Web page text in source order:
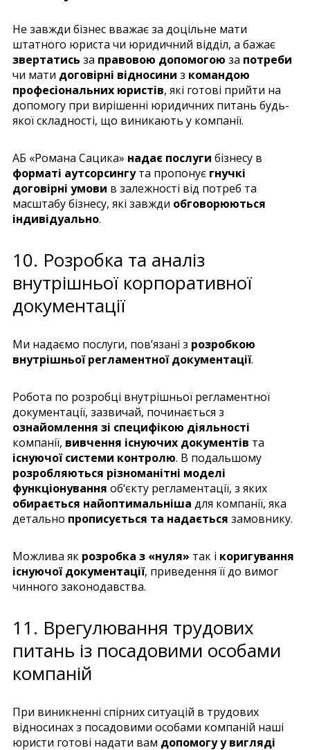
Не завжди бізнес вважає за доцільне мати
штатного юриста чи юридичний відділ, а бажає
звертатись за правовою допомогою за потреби
чи мати договірні відносини з командою
професіональних юристів, які готові прийти на
допомогу при вирішенні юридичних питань будь-
якої складності, що виникають у компанії.
АБ «Романа Сацика» надає послуги бізнесу в
форматі аутсорсингута пропонує гнучкі
договірні умови в залежності від потреб та
масштабу бізнесу, які завжди обговорюються
індивідуально.
10. Розробка та аналіз
внутрішньої корпоративної
документації
Ми надаємо послуги, пов’язані з розробкою
внутрішньої регламентної документації.
Робота по розробці внутрішньої регламентної
документації, зазвичай, починається з
ознайомлення зі специфікою діяльності
компанії, вивчення існуючих документів та
існуючої системи контролю. В подальшому
розробляються різноманітні моделі
функціонування об‘єкту регламентації, з яких
обирається найоптимальніша для компанії, яка
детально прописується та надається замовнику.
Можлива як розробка з «нуля» так і коригування
існуючої документації, приведення її до вимог
чинного законодавства.
11. Врегулювання трудових
питань із посадовими особами
компаній
При виникненні спірних ситуацій в трудових
відносинах з посадовими особами компаній наші
юристи готові надати вам допомогу у вигляді